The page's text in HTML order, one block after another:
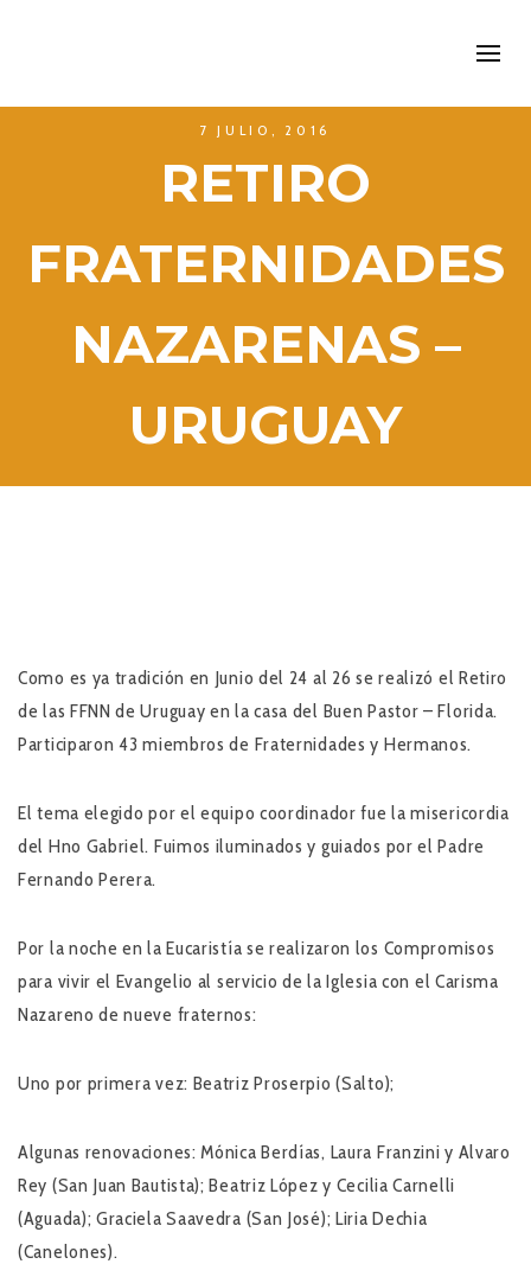
7 JULIO, 2016
RETIRO
FRATERNIDADES
NAZARENAS –
URUGUAY
Como es ya tradición en Junio del 24 al 26 se realizó el Retiro
de las FFNN de Uruguay en la casa del Buen Pastor – Florida.
Participaron 43 miembros de Fraternidades y Hermanos.
El tema elegido por el equipo coordinador fue la misericordia
del Hno Gabriel. Fuimos iluminados y guiados por el Padre
Fernando Perera.
Por la noche en la Eucaristía se realizaron los Compromisos
para vivir el Evangelio al servicio de la Iglesia con el Carisma
Nazareno de nueve fraternos:
Uno por primera vez: Beatriz Proserpio (Salto);
Algunas renovaciones: Mónica Berdías, Laura Franzini y Alvaro
Rey (San Juan Bautista); Beatriz López y Cecilia Carnelli
(Aguada); Graciela Saavedra (San José); Liria Dechia
(Canelones).